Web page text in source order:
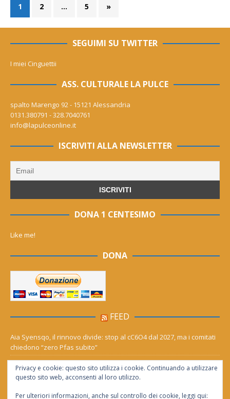
1 2 … 5 »
SEGUIMI SU TWITTER
I miei Cinguettii
ASS. CULTURALE LA PULCE
spalto Marengo 92 - 15121 Alessandria
0131.380791 - 328.7040761
info@lapulceonline.it
ISCRIVITI ALLA NEWSLETTER
DONA 1 CENTESIMO
Like me!
DONA
FEED
Aia Syensqo, il rinnovo divide: stop al cC6O4 dal 2027, ma i comitati
chiedono “zero Pfas subito”
Derthona ripescato in serie D: Grigi, Valenzana e Leoncelli ne
girone A
Privacy e cookie: questo sito utilizza i cookie. Continuando a utilizzare
questo sito web, acconsenti al loro utilizzo.
Per ulteriori informazioni, anche sul controllo dei cookie, leggi qui: